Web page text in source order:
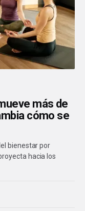
más de
cómo se
bienestar por
hacia los